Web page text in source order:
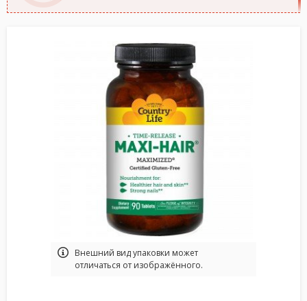
Bнешний вид упаковки может
отличаться от изображённого.